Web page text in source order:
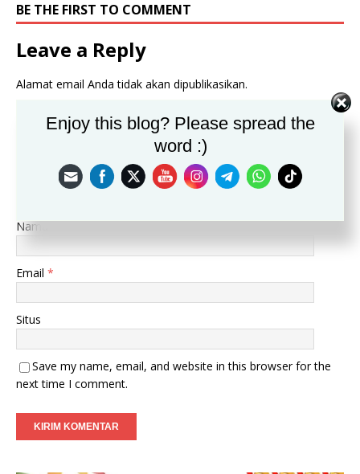
BE THE FIRST TO COMMENT
Leave a Reply
Alamat email Anda tidak akan dipublikasikan.
Nama
Email *
Situs
Save my name, email, and website in this browser for the
next time I comment.
Enjoy this blog? Please spread the
word :)